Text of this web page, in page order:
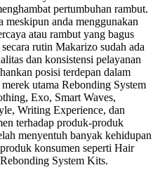
pertumbuhan rambut.
meskipun anda menggunakan
atau rambut yang bagus
rutin Makarizo sudah ada
dan konsistensi pelayanan
posisi terdepan dalam
utama Rebonding System
Exo, Smart Waves,
Writing Experience, dan
terhadap produk-produk
menyentuh banyak kehidupan
konsumen seperti Hair
System Kits.